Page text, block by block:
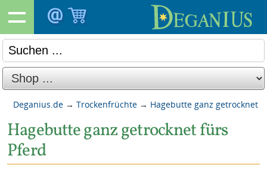
Deganius.de → Trockenfrüchte → Hagebutte ganz getrocknet
Hagebutte ganz getrocknet fürs
Pferd